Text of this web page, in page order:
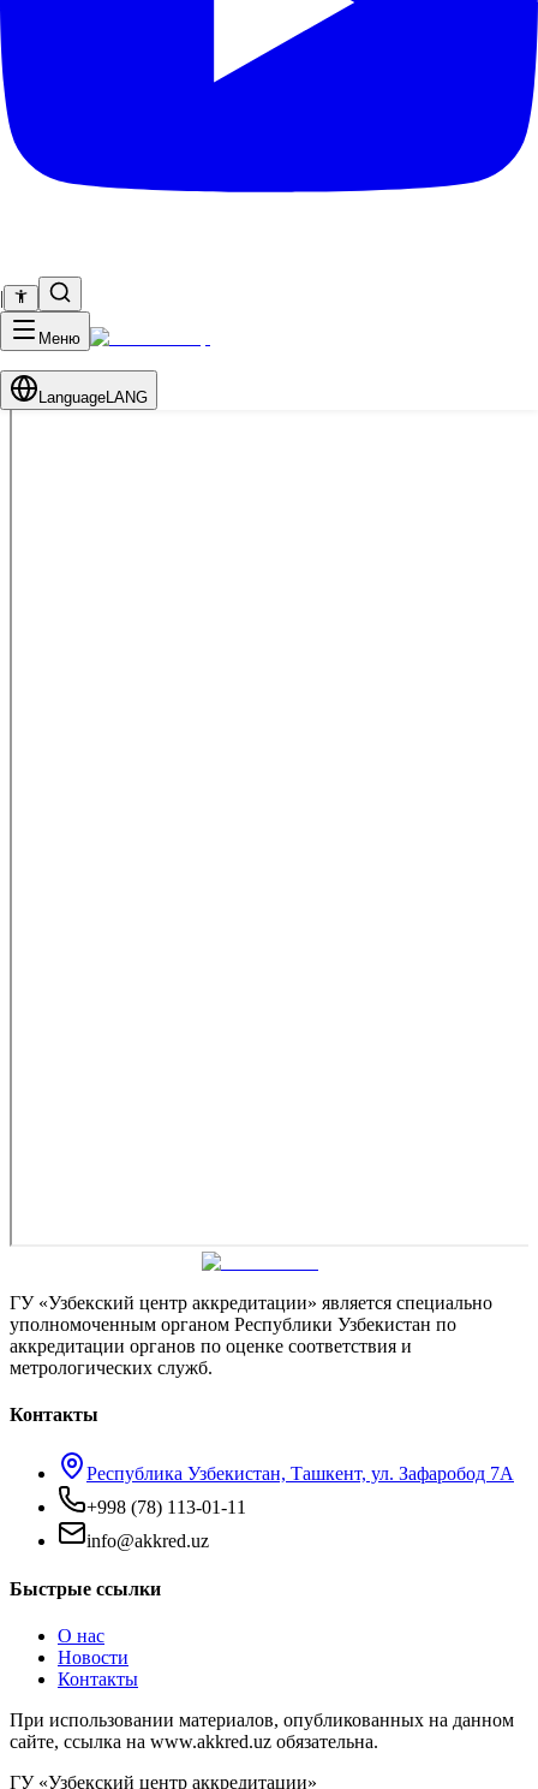
|
Меню
LanguageLANG
ГУ «Узбекский центр аккредитации» является специально
уполномоченным органом Республики Узбекистан по
аккредитации органов по оценке соответствия и
метрологических служб.
Контакты
Республика Узбекистан, Ташкент, ул. Зафаробод 7А
+998 (78) 113-01-11
info@akkred.uz
Быстрые ссылки
О нас
Новости
Контакты
При использовании материалов, опубликованных на данном
сайте, ссылка на www.akkred.uz обязательна.
ГУ «Узбекский центр аккредитации»